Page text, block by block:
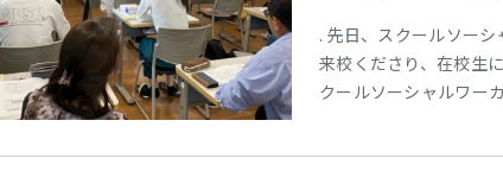
. 先日、スクールソー
来校くださり、在校生
クールソーシャルワー